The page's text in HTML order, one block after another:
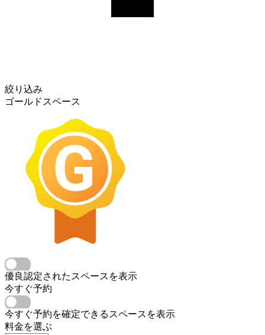
絞り込み
ゴールドスペース
優良認定されたスペースを表示
今すぐ予約
今すぐ予約を確定できるスペースを表示
料金を選ぶ